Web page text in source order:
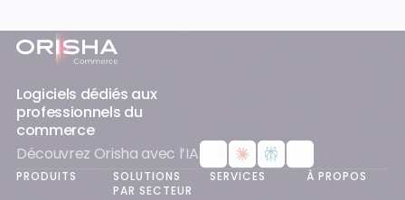
Pied-de-page
Logiciels dédiés aux
professionnels du
commerce
Découvrez Orisha avec l’IA
PRODUITS
SOLUTIONS
PAR SECTEUR
SERVICES À PROPOS